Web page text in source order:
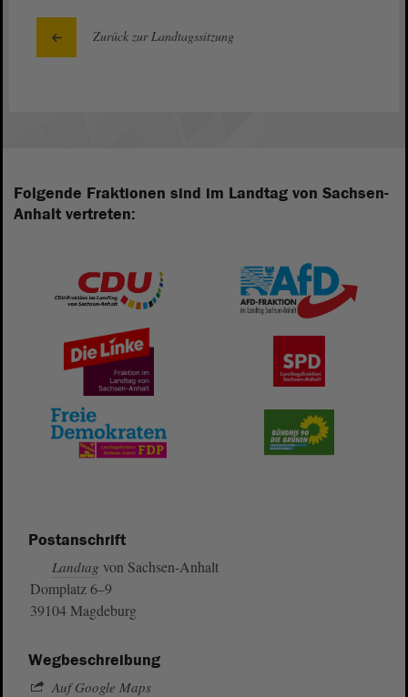
Zurück zur Landtagssitzung
Folgende Fraktionen sind im Landtag von Sachsen-
Anhalt vertreten:
Postanschrift
Landtag von Sachsen-Anhalt
Domplatz 6–9
39104 Magdeburg
Wegbeschreibung
Auf Google Maps